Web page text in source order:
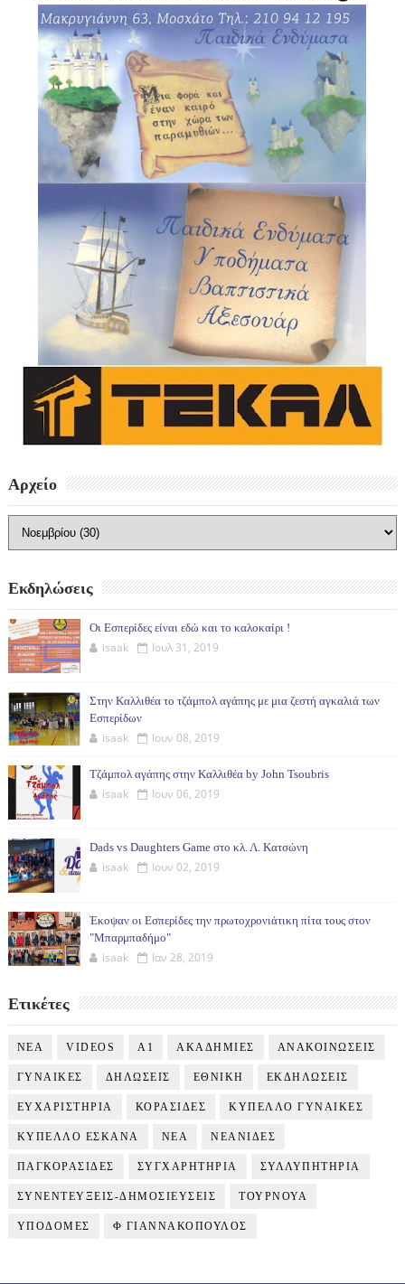
Αρχείο
Εκδηλώσεις
Οι Εσπερίδες είναι εδώ και το καλοκαίρι !
isaak Ιουλ 31, 2019
Στην Καλλιθέα το τζάμπολ αγάπης με μια ζεστή αγκαλιά των
Εσπερίδων
isaak Ιουν 08, 2019
Τζάμπολ αγάπης στην Καλλιθέα by John Tsoubris
isaak Ιουν 06, 2019
Dads vs Daughters Game στο κλ. Λ. Κατσώνη
isaak Ιουν 02, 2019
Έκοψαν οι Εσπερίδες την πρωτοχρονιάτικη πίτα τους στον
"Μπαρμπαδήμο"
isaak Ιαν 28, 2019
Ετικέτες
NEA VIDEOS Α1 ΑΚΑΔΗΜΙΕΣ ΑΝΑΚΟΙΝΩΣΕΙΣ
ΓΥΝΑΙΚΕΣ ΔΗΛΩΣΕΙΣ ΕΘΝΙΚΗ ΕΚΔΗΛΩΣΕΙΣ
ΕΥΧΑΡΙΣΤΗΡΙΑ ΚΟΡΑΣΙΔΕΣ ΚΥΠΕΛΛΟ ΓΥΝΑΙΚΕΣ
ΚΥΠΕΛΛΟ ΕΣΚΑΝΑ ΝΕΑ ΝΕΑΝΙΔΕΣ
ΠΑΓΚΟΡΑΣΙΔΕΣ ΣΥΓΧΑΡΗΤΗΡΙΑ ΣΥΛΛΥΠΗΤΗΡΙΑ
ΣΥΝΕΝΤΕΥΞΕΙΣ-ΔΗΜΟΣΙΕΥΣΕΙΣ ΤΟΥΡΝΟΥΑ
ΥΠΟΔΟΜΕΣ Φ ΓΙΑΝΝΑΚΟΠΟΥΛΟΣ